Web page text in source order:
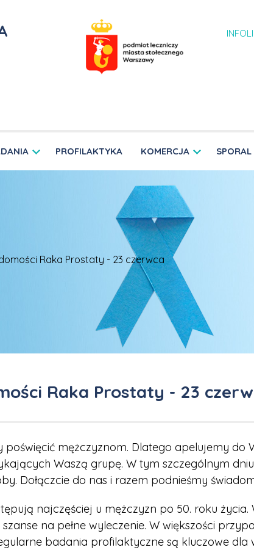
PROFILAKTYKA KOMERCJA SPORAL
Raka Prostaty - 23 czerwca
Raka Prostaty - 23
mężczyznom. Dlatego apelujemy do
Waszą grupę. W tym szczególnym
Dołączcie do nas i razem podnieśmy
najczęściej u mężczyzn po 50. roku
na pełne wyleczenie. W większości
badania profilaktyczne są kluczowe dla